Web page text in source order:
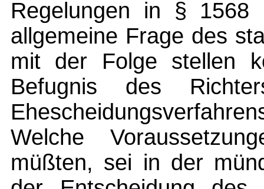
Regelungen in §
allgemeine Frage des
mit der Folge stellen
Befugnis des
Welche
müßten, sei in der